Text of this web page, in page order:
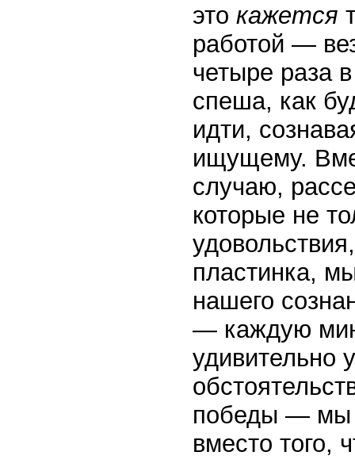
это кажется
работой —
четыре раза
спеша, как
идти,
ищущему.
случаю,
которые не
пластинка,
нашего
— каждую
удивительно
победы —
вместо того,